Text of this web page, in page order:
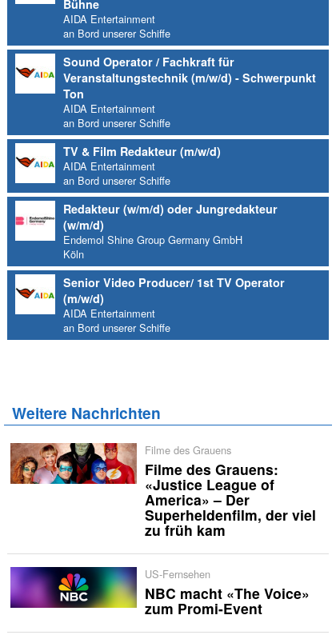
Bühne
AIDA Entertainment
an Bord unserer Schiffe
Sound Operator / Fachkraft für
Veranstaltungstechnik (m/w/d) - Schwerpunkt
Ton
AIDA Entertainment
an Bord unserer Schiffe
TV & Film Redakteur (m/w/d)
AIDA Entertainment
an Bord unserer Schiffe
Redakteur (w/m/d) oder Jungredakteur
(w/m/d)
Endemol Shine Group Germany GmbH
Köln
Senior Video Producer/ 1st TV Operator
(m/w/d)
AIDA Entertainment
an Bord unserer Schiffe
Weitere Nachrichten
Filme des Grauens
Filme des Grauens:
«Justice League of
America» – Der
Superheldenfilm, der viel
zu früh kam
US-Fernsehen
NBC macht «The Voice»
zum Promi-Event